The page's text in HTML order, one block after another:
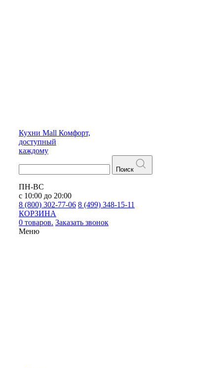
Кухни Mall Комфорт,
доступный
каждому
Поиск
ПН-ВС
с 10:00 до 20:00
8 (800) 302-77-06 8 (499) 348-15-11
КОРЗИНА
0 товаров. Заказать звонок
Меню